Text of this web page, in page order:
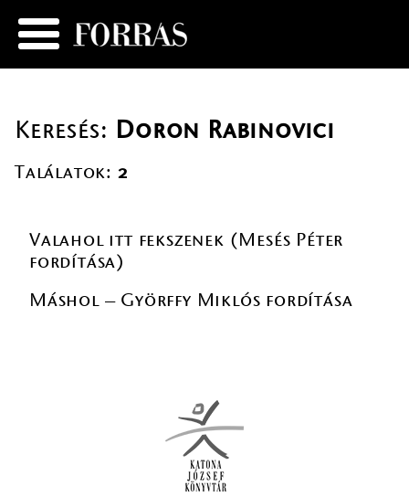
Keresés: Doron Rabinovici
Találatok: 2
Valahol itt fekszenek (Mesés Péter
fordítása)
Máshol – Györffy Miklós fordítása